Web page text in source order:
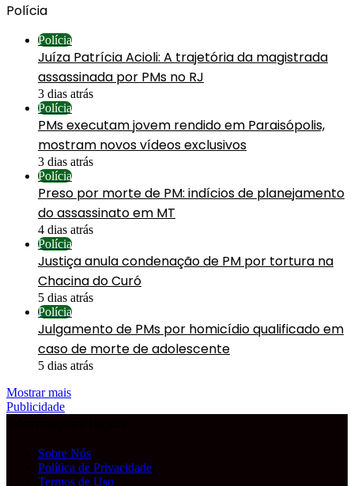
Polícia
Polícia
Juíza Patrícia Acioli: A trajetória da magistrada
assassinada por PMs no RJ
3 dias atrás
Polícia
PMs executam jovem rendido em Paraisópolis,
mostram novos vídeos exclusivos
3 dias atrás
Polícia
Preso por morte de PM: indícios de planejamento
do assassinato em MT
4 dias atrás
Polícia
Justiça anula condenação de PM por tortura na
Chacina do Curó
5 dias atrás
Polícia
Julgamento de PMs por homicídio qualificado em
caso de morte de adolescente
5 dias atrás
Mostrar mais
Publicidade
Sobre Nós
Política de Privacidade
Termos de Uso